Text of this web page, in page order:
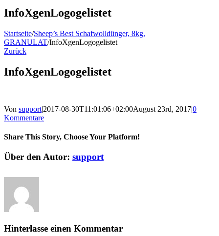
InfoXgenLogogelistet
Startseite/Sheep’s Best Schafwolldünger, 8kg,
GRANULAT/InfoXgenLogogelistet
Zurück
InfoXgenLogogelistet
Von support|2017-08-30T11:01:06+02:00August 23rd, 2017|0
Kommentare
Share This Story, Choose Your Platform!
Facebook
Twitter
Reddit
LinkedIn
WhatsApp
Telegram
Tumblr
Pinterest
Vk
Xing
E-
Über den Autor: support
Hinterlasse einen Kommentar